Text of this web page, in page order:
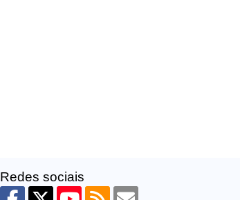
Redes sociais